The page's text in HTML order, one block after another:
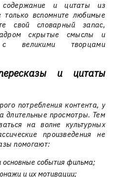
и цитаты из
вспомните любимые
свой словарный запас,
скрытые смыслы и
с великими творцами
и цитаты
потребления контента, у
длительные просмотры. Тем
на волне культурных
произведения не
помогают:
события фильма;
и их мотивации;